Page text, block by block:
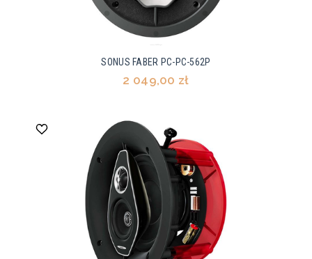
SONUS FABER PC-PC-562P
2 049,00 zł